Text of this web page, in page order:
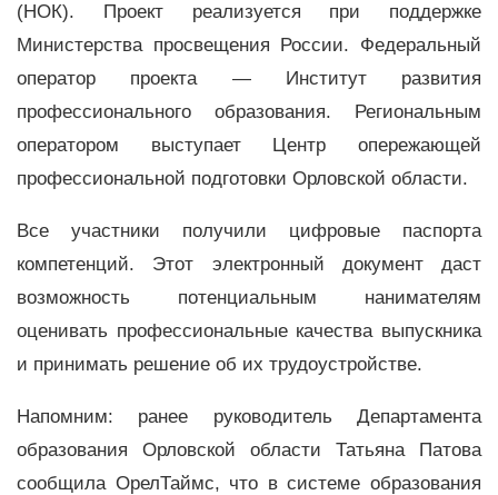
(НОК). Проект реализуется при поддержке
Министерства просвещения России. Федеральный
оператор проекта — Институт развития
профессионального образования. Региональным
оператором выступает Центр опережающей
профессиональной подготовки Орловской области.
Все участники получили цифровые паспорта
компетенций. Этот электронный документ даст
возможность потенциальным нанимателям
оценивать профессиональные качества выпускника
и принимать решение об их трудоустройстве.
Напомним: ранее руководитель Департамента
образования Орловской области Татьяна Патова
сообщила ОрелТаймс, что в системе образования